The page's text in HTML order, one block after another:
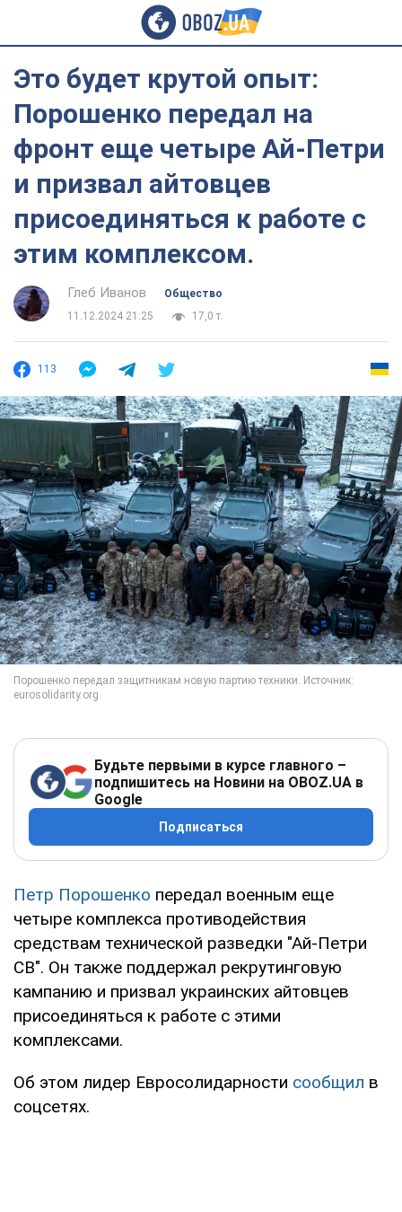
Это будет крутой опыт:
Порошенко передал на
фронт еще четыре Ай-Петри
и призвал айтовцев
присоединяться к работе с
этим комплексом.
Глеб Иванов
Общество
11.12.2024 21:25
17,0 т.
113
Будьте первыми в курсе главного –
подпишитесь на Новини на OBOZ.UA в
Google
Подписаться
Петр Порошенко передал военным еще
четыре комплекса противодействия
средствам технической разведки "Ай-Петри
СВ". Он также поддержал рекрутинговую
кампанию и призвал украинских айтовцев
присоединяться к работе с этими
комплексами.
Об этом лидер Евросолидарности сообщил в
соцсетях.